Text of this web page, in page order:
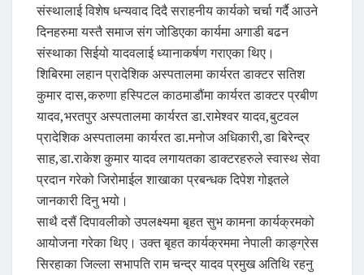
संस्थालाई विशेष धन्यवाद दिदै सराहनीय कार्यको चर्चा गर्दै आउने
दिनहरुमा यस्तै समाज संग जोडिएका कार्यमा अगाडी बढन
संस्थाका सिईयो यादवलाई ध्यानाकर्षण गराएका थिए।
शिबिरमा लहान प्रादेशिक अस्पतालमा कार्यरत डाक्टर सतिश
कुमार दास,करुणा हस्पिटल काठमाडौंमा कार्यरत डाक्टर प्रबीण
यादव,भरतपुर अस्पतालमा कार्यरत डा.रामेश्वर यादव,बुटवल
प्रादेशिक अस्पतालमा कार्यरत डा.मनोज अधिकारी,डा बिरेन्द्र
साह,डा.राकेश कुमार यादव लगायतका डाक्टरहरुले स्वास्थ सेवा
प्रदान गरेको जिरोमाईल शाखाका प्रबन्धक दिपेश गोइतले
जानकारी दिनु भयो।
साथै दसैं दिपावलीको उपलक्ष्यमा बृहत सुभ कामना कार्यक्रमको
आयोजना गरेका थिए। उक्त बृहत कार्यक्रममा नेपाली काङ्ग्रेस
सिरहाका जिल्ला सभापति राम चन्द्र यादव प्रमुख अतिथि रहनु